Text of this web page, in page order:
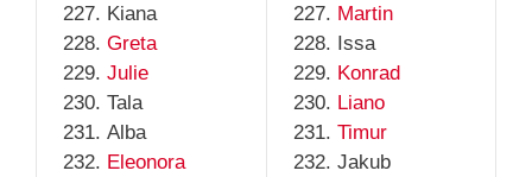
Kiana
Greta
Julie
Tala
Alba
Eleonora
Martin
Issa
Konrad
Liano
Timur
Jakub